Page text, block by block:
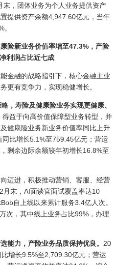
，团体业务为个人业务提供资产
提供资产余额4,947.60亿元，当年
险新业务价值率增至47.3%，产险
利润占比近七成
金融的战略指引下，核心金融主业
更有竞争力，实现稳健增长。
，寿险及健康险业务实现更健康、
得益于向高价值保障型业务转型，并
健康险业务新业务价值率同比上升
比增长5.1%至759.45亿元；营运
剩余边际余额较年初增长16.8%至
迈进，积极推动营销、客服、经营
末，AI面谈官面试覆盖率达10
自上线以来累计服务3.4亿人次。
次，其中线上业务占比99%，办理
能力，产险业务品质保持优良。 20
增长9.5%至2,709.30亿元；营运